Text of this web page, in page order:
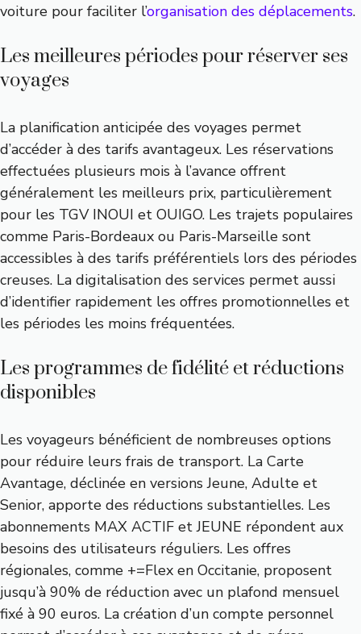
voiture pour faciliter l’organisation des déplacements.
Les meilleures périodes pour réserver ses
voyages
La planification anticipée des voyages permet
d’accéder à des tarifs avantageux. Les réservations
effectuées plusieurs mois à l’avance offrent
généralement les meilleurs prix, particulièrement
pour les TGV INOUI et OUIGO. Les trajets populaires
comme Paris-Bordeaux ou Paris-Marseille sont
accessibles à des tarifs préférentiels lors des périodes
creuses. La digitalisation des services permet aussi
d’identifier rapidement les offres promotionnelles et
les périodes les moins fréquentées.
Les programmes de fidélité et réductions
disponibles
Les voyageurs bénéficient de nombreuses options
pour réduire leurs frais de transport. La Carte
Avantage, déclinée en versions Jeune, Adulte et
Senior, apporte des réductions substantielles. Les
abonnements MAX ACTIF et JEUNE répondent aux
besoins des utilisateurs réguliers. Les offres
régionales, comme +=Flex en Occitanie, proposent
jusqu’à 90% de réduction avec un plafond mensuel
fixé à 90 euros. La création d’un compte personnel